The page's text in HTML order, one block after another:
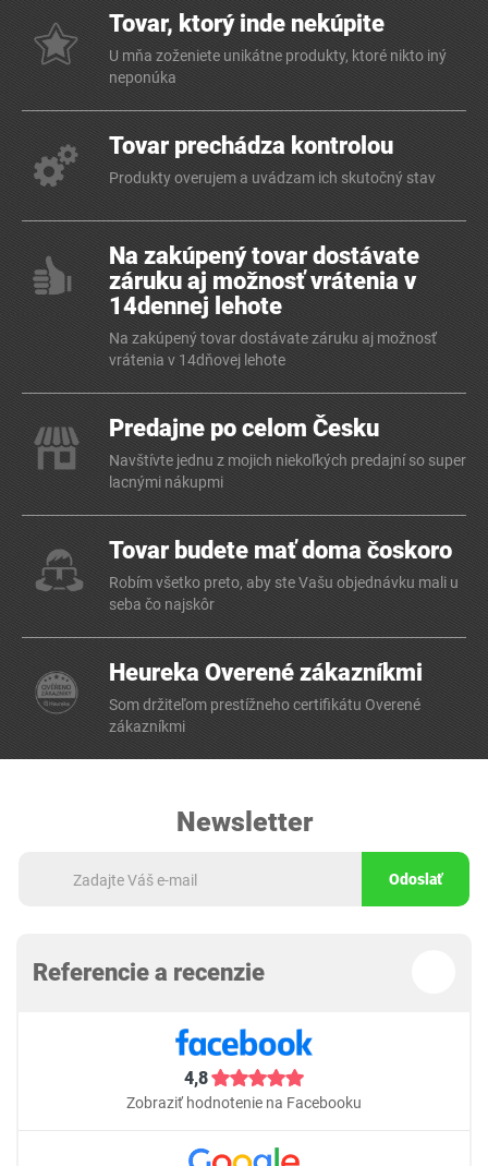
Tovar, ktorý inde nekúpite
U mňa zoženiete unikátne produkty, ktoré nikto iný
neponúka
Tovar prechádza kontrolou
Produkty overujem a uvádzam ich skutočný stav
Na zakúpený tovar dostávate
záruku aj možnosť vrátenia v
14dennej lehote
Na zakúpený tovar dostávate záruku aj možnosť
vrátenia v 14dňovej lehote
Predajne po celom Česku
Navštívte jednu z mojich niekoľkých predajní so super
lacnými nákupmi
Tovar budete mať doma čoskoro
Robím všetko preto, aby ste Vašu objednávku mali u
seba čo najskôr
Heureka Overené zákazníkmi
Som držiteľom prestížneho certifikátu Overené
zákazníkmi
Newsletter
Odoslať
Referencie a recenzie
4,8
Zobraziť hodnotenie na Facebooku